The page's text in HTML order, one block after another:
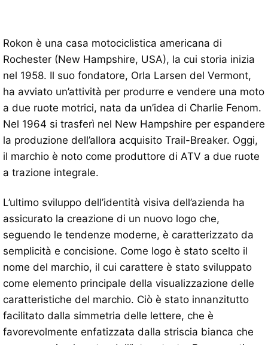
Rokon è una casa motociclistica americana di
Rochester (New Hampshire, USA), la cui storia inizia
nel 1958. Il suo fondatore, Orla Larsen del Vermont,
ha avviato un’attività per produrre e vendere una moto
a due ruote motrici, nata da un’idea di Charlie Fenom.
Nel 1964 si trasferì nel New Hampshire per espandere
la produzione dell’allora acquisito Trail-Breaker. Oggi,
il marchio è noto come produttore di ATV a due ruote
a trazione integrale.
L’ultimo sviluppo dell’identità visiva dell’azienda ha
assicurato la creazione di un nuovo logo che,
seguendo le tendenze moderne, è caratterizzato da
semplicità e concisione. Come logo è stato scelto il
nome del marchio, il cui carattere è stato sviluppato
come elemento principale della visualizzazione delle
caratteristiche del marchio. Ciò è stato innanzitutto
facilitato dalla simmetria delle lettere, che è
favorevolmente enfatizzata dalla striscia bianca che